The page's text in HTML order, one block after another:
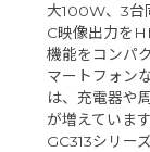
大100W、3台
C映像出力を
機能をコンパ
マートフォン
は、充電器や
が増えていま
GC313シリー